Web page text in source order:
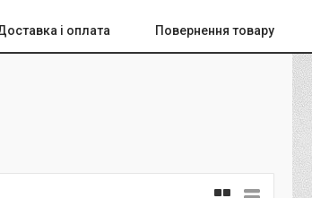
і оплата Повернення товару